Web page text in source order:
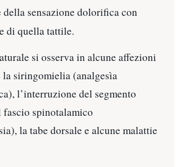
della sensazione dolorifica con
di quella tattile.
si osserva in alcune affezioni
la siringomielia (analgesìa
l’interruzione del segmento
fascio spinotalamico
la tabe dorsale e alcune malattie